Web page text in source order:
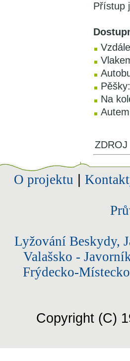
Přístup
Pěšky:
Na
O projektu
Lyžování Beskydy,
Valašsko -
Frýdecko-Místecko
Copyright (C)